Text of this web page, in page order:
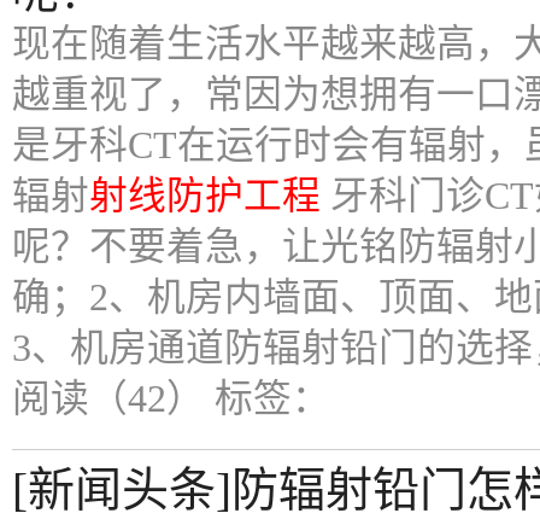
现在随着生活水平越来越高，
越重视了，常因为想拥有一口
是牙科CT在运行时会有辐射
辐射射线防护工程 牙科门诊
呢？不要着急，让光铭防辐射
确；2、机房内墙面、顶面、
3、机房通道防辐射铅门的选
阅读（42） 标签：
[新闻头条]防辐射铅门怎